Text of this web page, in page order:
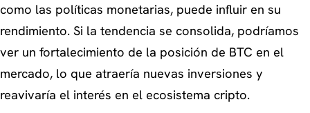
como las políticas monetarias, puede influir en su
rendimiento. Si la tendencia se consolida, podríamos
ver un fortalecimiento de la posición de BTC en el
mercado, lo que atraería nuevas inversiones y
reavivaría el interés en el ecosistema cripto.